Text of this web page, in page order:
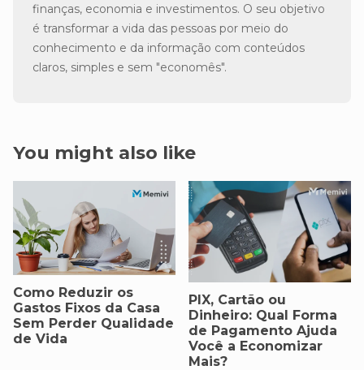
finanças, economia e investimentos. O seu objetivo
é transformar a vida das pessoas por meio do
conhecimento e da informação com conteúdos
claros, simples e sem "economês".
You might also like
Como Reduzir os
Gastos Fixos da Casa
Sem Perder Qualidade
de Vida
PIX, Cartão ou
Dinheiro: Qual Forma
de Pagamento Ajuda
Você a Economizar
Mais?